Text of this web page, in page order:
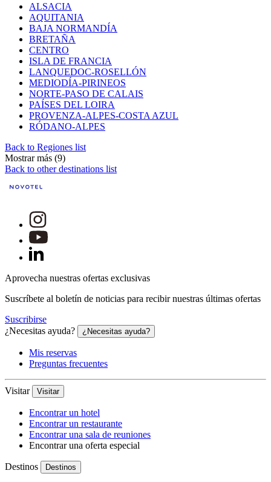
ALSACIA
AQUITANIA
BAJA NORMANDÍA
BRETAÑA
CENTRO
ISLA DE FRANCIA
LANQUEDOC-ROSELLÓN
MEDIODÍA-PIRINEOS
NORTE-PASO DE CALAIS
PAÍSES DEL LOIRA
PROVENZA-ALPES-COSTA AZUL
RÓDANO-ALPES
Back to Regiones list
Mostrar más (9)
Back to other destinations list
Aprovecha nuestras ofertas exclusivas
Suscríbete al boletín de noticias para recibir nuestras últimas ofertas
Suscribirse
¿Necesitas ayuda?
¿Necesitas ayuda?
Mis reservas
Preguntas frecuentes
Visitar Visitar
Encontrar un hotel
Encontrar un restaurante
Encontrar una sala de reuniones
Encontrar una oferta especial
Destinos Destinos